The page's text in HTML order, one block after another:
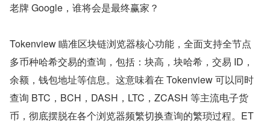
老牌 Google，谁将会是最终赢家？
Tokenview 瞄准区块链浏览器核心功能，全面支持全节点
多币种哈希交易的查询，包括：块高，块哈希，交易 ID，
余额，钱包地址等信息。这意味着在 Tokenview 可以同时
查询 BTC，BCH，DASH，LTC，ZCASH 等主流电子货
币，彻底摆脱在各个浏览器频繁切换查询的繁琐过程。ET